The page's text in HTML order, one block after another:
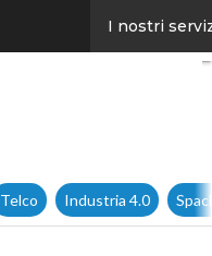
I nostri
Telco Industria 4.0